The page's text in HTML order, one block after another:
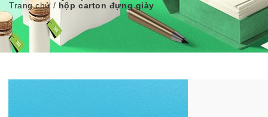
Trang chủ/ hộp carton đựng giày